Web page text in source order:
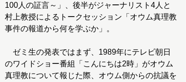
100人の証言～」、後半がジャーナリスト4人と
村上教授によるトークセッション「オウム真理教
事件の報道から何を学ぶか」。
ゼミ生の発表ではまず、1989年にテレビ朝日
のワイドショー番組「こんにちは2時」がオウム
真理教について報じた際、オウム側からの抗議を